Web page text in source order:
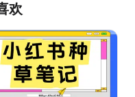
欢